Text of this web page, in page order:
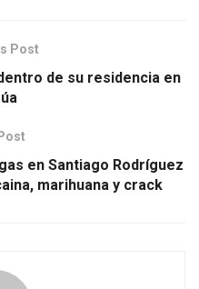
Post
de su residencia en
en Santiago Rodríguez
marihuana y crack